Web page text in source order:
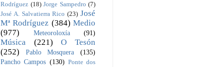
Rodríguez (18) Jorge Sampedro (7)
José A. Salvatierra Rico (23) José
Mª Rodríguez (384) Medio
(977)
Meteoroloxía (91)
Música (221)
O Tesón
(252)
Pablo Mosquera
(135)
Pancho Campos (130) Ponte dos